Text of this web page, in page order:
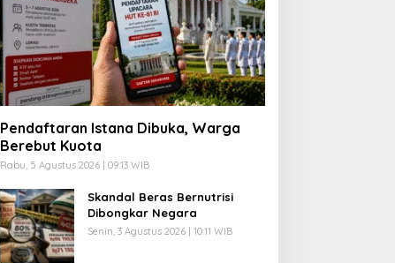
Pendaftaran Istana Dibuka, Warga
Berebut Kuota
Rabu, 5 Agustus 2026 | 09:13 WIB
Skandal Beras Bernutrisi
Dibongkar Negara
Senin, 3 Agustus 2026 | 10:11 WIB